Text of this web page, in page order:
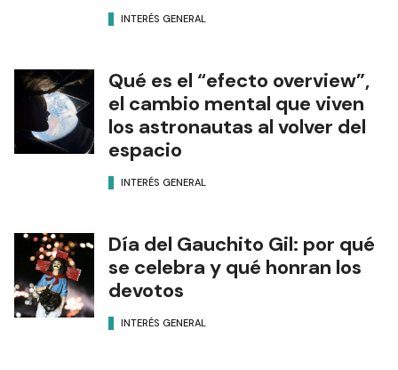
INTERÉS GENERAL
Qué es el “efecto overview”,
el cambio mental que viven
los astronautas al volver del
espacio
INTERÉS GENERAL
Día del Gauchito Gil: por qué
se celebra y qué honran los
devotos
INTERÉS GENERAL